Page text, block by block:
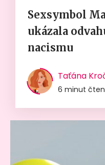
Sexsymbol
ukázala
nacismu
Taťána
6 minut